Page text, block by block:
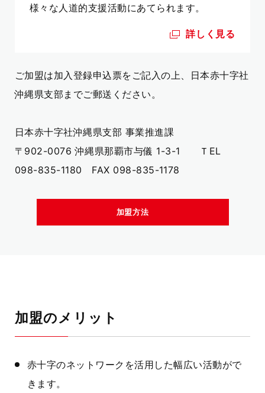
様々な人道的支援活動にあてられます。
詳しく見る
ご加盟は加入登録申込票をご記入の上、日本赤十字社
沖縄県支部までご郵送ください。
日本赤十字社沖縄県支部 事業推進課
〒902-0076 沖縄県那覇市与儀 1-3-1 ＴEL
098-835-1180 FAX 098-835-1178
加盟方法
加盟のメリット
赤十字のネットワークを活用した幅広い活動がで
きます。